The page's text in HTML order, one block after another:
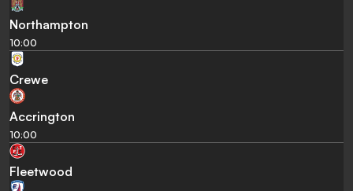
Northampton
10:00
Crewe
Accrington
10:00
Fleetwood